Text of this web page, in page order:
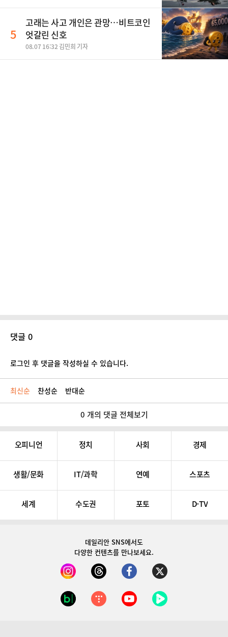
5
고래는 사고 개인은 관망…비트코인
엇갈린 신호
08.07 16:32 김민희 기자
댓글 0
로그인 후 댓글을 작성하실 수 있습니다.
최신순 찬성순 반대순
0 개의 댓글 전체보기
오피니언 정치 사회 경제
생활/문화 IT/과학 연예 스포츠
세계 수도권 포토 D-TV
데일리안 SNS에서도
다양한 컨텐츠를 만나보세요.